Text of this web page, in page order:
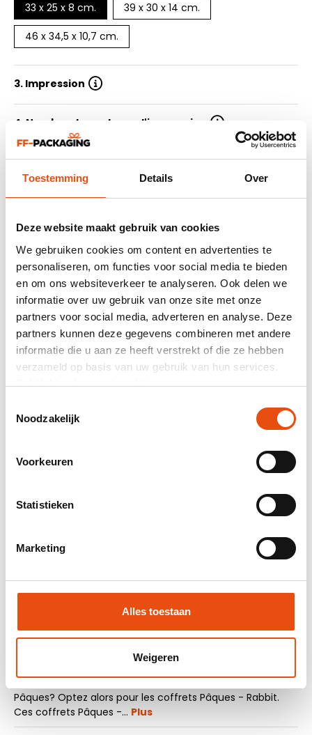
Toestemming Details Over
Deze website maakt gebruik van cookies
We gebruiken cookies om content en advertenties te
personaliseren, om functies voor social media te bieden
en om ons websiteverkeer te analyseren. Ook delen we
informatie over uw gebruik van onze site met onze
partners voor social media, adverteren en analyse. Deze
partners kunnen deze gegevens combineren met andere
informatie die u aan ze heeft verstrekt of die ze hebben
verzameld op basis van uw gebruik van hun services.
Bekijk hier decookiemelding.
Noodzakelijk
Voorkeuren
Statistieken
Marketing
Alles toestaan
Weigeren
33 x 25 x 8 cm. 39 x 30 x 14 cm.
46 x 34,5 x 10,7 cm.
3. Impression
4. Nombre de couleurs d'impression
5. Quantité
6. Délai de livraison
Résumé
464 avis
Prix total
hors TVA 2,05 €*
Visuel et / ou échantillon gratuit
Demander un devis
Demande d'échantillon
Vous cherchez un coffret pour vos cadeaux de la
Pâques? Optez alors pour les coffrets Pâques - Rabbit.
Ces coffrets Pâques -… Plus